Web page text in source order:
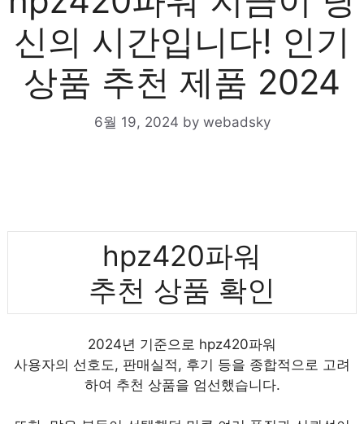
신의 시간입니다! 인기
상품 추천 제품 2024
6월 19, 2024 by webadsky
hpz420파워
추천 상품 확인
2024년 기준으로 hpz420파워
사용자의 선호도, 판매실적, 후기 등을 종합적으로 고려
하여 추천 상품을 엄선했습니다.